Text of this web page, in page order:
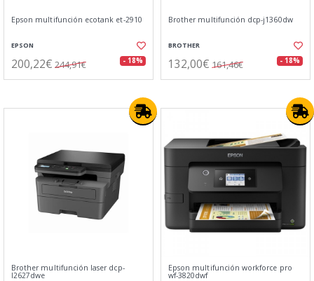
Epson multifunción ecotank et-2910
EPSON
200,22€ 244,91€ - 18%
Brother multifunción dcp-j1360dw
BROTHER
132,00€ 161,46€ - 18%
Brother multifunción laser dcp-
l2627dwe
Epson multifunción workforce pro
wf-3820dwf